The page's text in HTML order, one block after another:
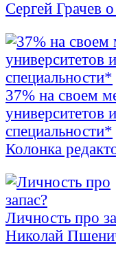
Сергей Грачев
37% на своем
университетов
специальности*
Колонка
Личность про
Николай